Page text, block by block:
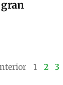
gran
1 2 3